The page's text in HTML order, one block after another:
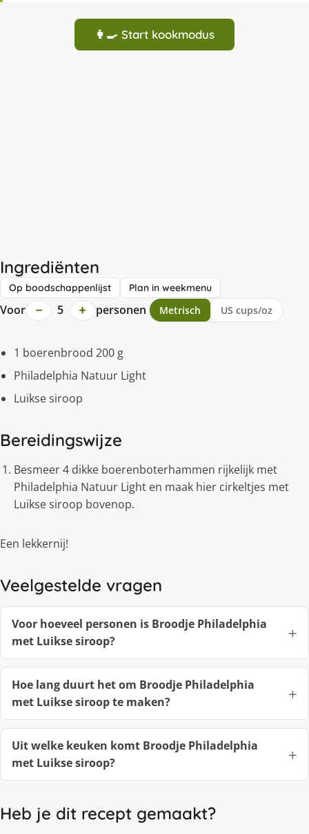
👩‍🍳 Start kookmodus
Ingrediënten
Op boodschappenlijst Plan in weekmenu
Voor − 5 + personen Metrisch US cups/oz
1 boerenbrood 200 g
Philadelphia Natuur Light
Luikse siroop
Bereidingswijze
Besmeer 4 dikke boerenboterhammen rijkelijk met
Philadelphia Natuur Light en maak hier cirkeltjes met
Luikse siroop bovenop.
Een lekkernij!
Veelgestelde vragen
Voor hoeveel personen is Broodje Philadelphia
met Luikse siroop?
Hoe lang duurt het om Broodje Philadelphia
met Luikse siroop te maken?
Uit welke keuken komt Broodje Philadelphia
met Luikse siroop?
Heb je dit recept gemaakt?